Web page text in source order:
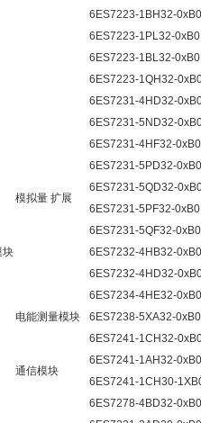
块
6ES7223-1BH32-0xB0
6ES7223-1PL32-0xB0
6ES7223-1BL32-0xB0
6ES7223-1QH32-
模拟量 扩展
6ES7231-4HD32-
6ES7231-5ND32-
6ES7231-4HF32-0xB0
6ES7231-5PD32-0xB0
6ES7231-5QD32-
6ES7231-5PF32-0xB0
6ES7231-5QF32-0xB0
6ES7232-4HB32-0xB0
6ES7232-4HD32-
6ES7234-4HE32-0xB0
电能测量模块
6ES7238-5XA32-0xB0
通信模块
6ES7241-1CH32-
6ES7241-1AH32-0xB0
6ES7241-1CH30-
6ES7278-4BD32-0xB0